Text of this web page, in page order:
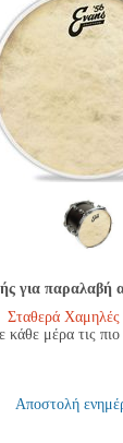
για παραλαβή
Σταθερά Χαμηλές
μέρα τις πιο
Αποστολή